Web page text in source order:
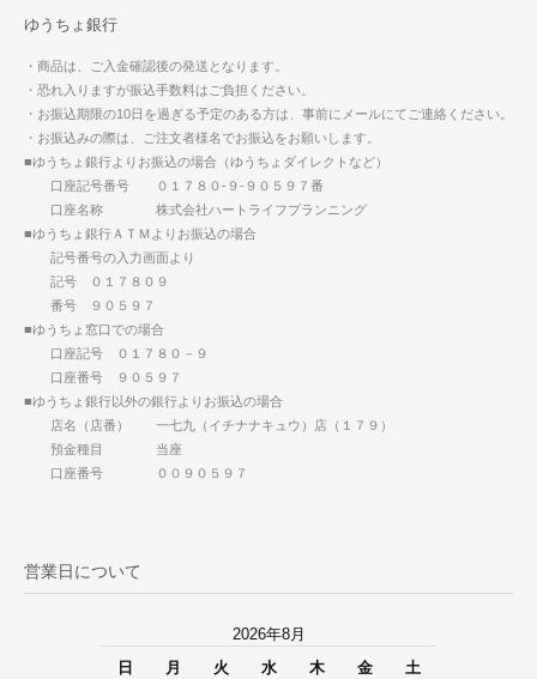
ゆうちょ銀行
・商品は、ご入金確認後の発送となります。
・恐れ入りますが振込手数料はご負担ください。
・お振込期限の10日を過ぎる予定のある方は、事前にメールにてご連絡ください。
・お振込みの際は、ご注文者様名でお振込をお願いします。
■ゆうちょ銀行よりお振込の場合（ゆうちょダイレクトなど）
口座記号番号 ０１７８０-９-９０５９７番
口座名称 株式会社ハートライフプランニング
■ゆうちょ銀行ＡＴＭよりお振込の場合
記号番号の入力画面より
記号 ０１７８０９
番号 ９０５９７
■ゆうちょ窓口での場合
口座記号 ０１７８０－９
口座番号 ９０５９７
■ゆうちょ銀行以外の銀行よりお振込の場合
店名（店番） 一七九（イチナナキュウ）店（１７９）
預金種目 当座
口座番号 ００９０５９７
営業日について
2026年8月
日
月 火 水 木 金 土